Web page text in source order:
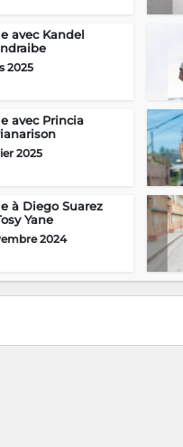
avec Kandel
2025
avec Princia
2025
à Diego Suarez
Yane
2024